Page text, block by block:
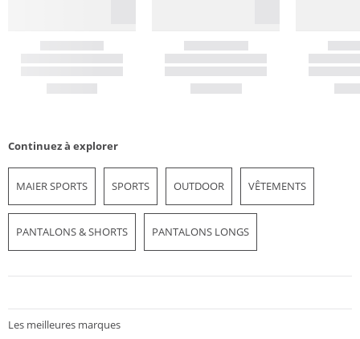
Continuez à explorer
MAIER SPORTS SPORTS OUTDOOR VÊTEMENTS
PANTALONS & SHORTS PANTALONS LONGS
Les meilleures marques